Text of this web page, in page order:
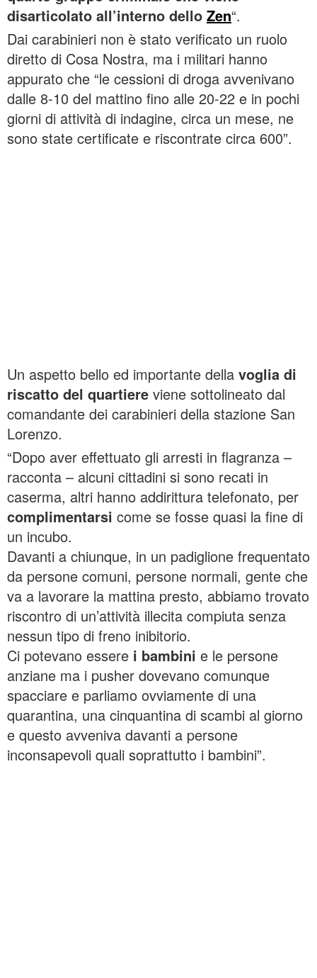
disarticolato all’interno dello Zen“.
Dai carabinieri non è stato verificato un ruolo
diretto di Cosa Nostra, ma i militari hanno
appurato che “le cessioni di droga avvenivano
dalle 8-10 del mattino fino alle 20-22 e in pochi
giorni di attività di indagine, circa un mese, ne
sono state certificate e riscontrate circa 600”.
Un aspetto bello ed importante della voglia di
riscatto del quartiere viene sottolineato dal
comandante dei carabinieri della stazione San
Lorenzo.
“Dopo aver effettuato gli arresti in flagranza –
racconta – alcuni cittadini si sono recati in
caserma, altri hanno addirittura telefonato, per
complimentarsi come se fosse quasi la fine di
un incubo.
Davanti a chiunque, in un padiglione frequentato
da persone comuni, persone normali, gente che
va a lavorare la mattina presto, abbiamo trovato
riscontro di un’attività illecita compiuta senza
nessun tipo di freno inibitorio.
Ci potevano essere i bambini e le persone
anziane ma i pusher dovevano comunque
spacciare e parliamo ovviamente di una
quarantina, una cinquantina di scambi al giorno
e questo avveniva davanti a persone
inconsapevoli quali soprattutto i bambini”.